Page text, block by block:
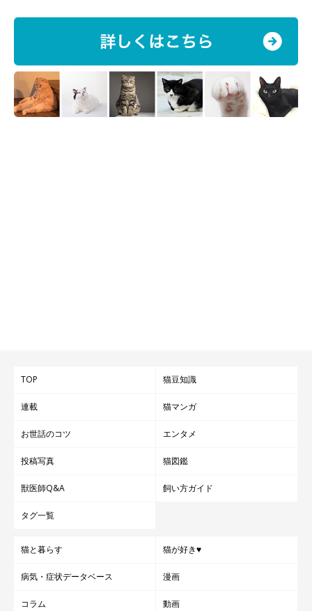
TOP 猫豆知識
連載 猫マンガ
お世話のコツ エンタメ
投稿写真 猫図鑑
獣医師Q&A 飼い方ガイド
タグ一覧
猫と暮らす 猫が好き♥
病気・症状データベース 漫画
コラム 動画